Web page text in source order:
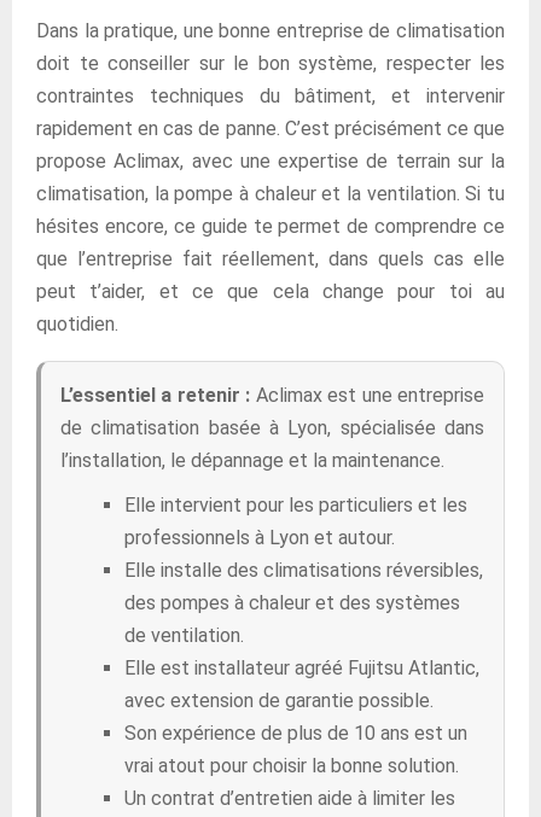
Dans la pratique, une bonne entreprise de climatisation
doit te conseiller sur le bon système, respecter les
contraintes techniques du bâtiment, et intervenir
rapidement en cas de panne. C’est précisément ce que
propose Aclimax, avec une expertise de terrain sur la
climatisation, la pompe à chaleur et la ventilation. Si tu
hésites encore, ce guide te permet de comprendre ce
que l’entreprise fait réellement, dans quels cas elle
peut t’aider, et ce que cela change pour toi au
quotidien.
L’essentiel a retenir : Aclimax est une entreprise
de climatisation basée à Lyon, spécialisée dans
l’installation, le dépannage et la maintenance.
Elle intervient pour les particuliers et les
professionnels à Lyon et autour.
Elle installe des climatisations réversibles,
des pompes à chaleur et des systèmes
de ventilation.
Elle est installateur agréé Fujitsu Atlantic,
avec extension de garantie possible.
Son expérience de plus de 10 ans est un
vrai atout pour choisir la bonne solution.
Un contrat d’entretien aide à limiter les